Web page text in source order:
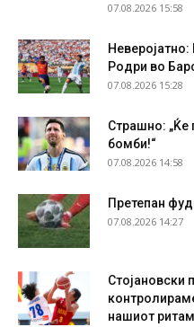
07.08.2026 15:58
Родри во
07.08.2026 15:28
Страшно: „Ќе
бомби!“
07.08.2026 14:58
Претепан
07.08.2026 14:27
Стојановски
нашиот